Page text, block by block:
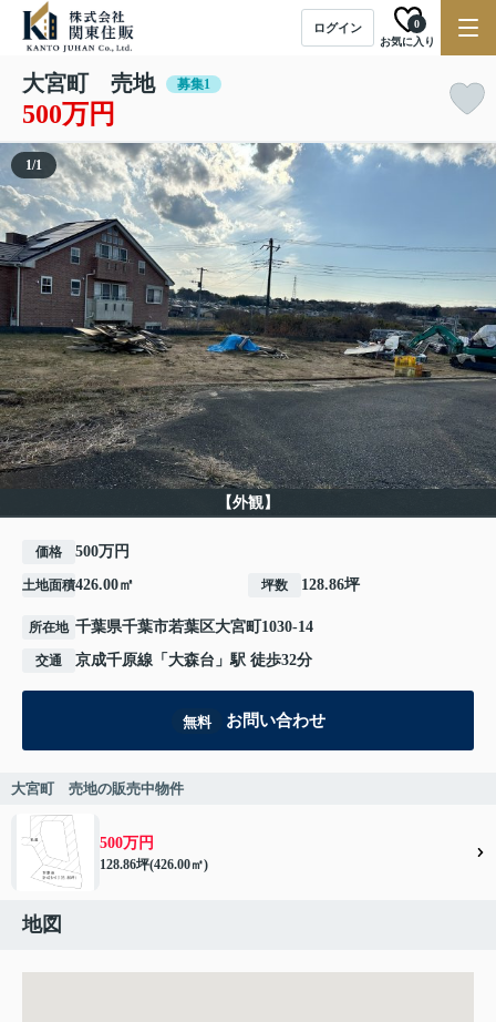
ログイン
お気に入り
0
大宮町 売地 募集1
500万円
【外観】
1/1
価格 500万円
土地面積426.00㎡ 坪数 128.86坪
所在地 千葉県千葉市若葉区大宮町 1030-14
交通 京成千原線 「 大森台 」駅 徒歩32分
無料 お問い合わせ
大宮町 売地の販売中物件
500万円
128.86坪(426.00㎡)
地図